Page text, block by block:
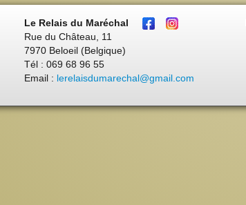
Le Relais du Maréchal
Rue du Château, 11
7970 Beloeil (Belgique)
Tél : 069 68 96 55
Email : lerelaisdumarechal@gmail.com